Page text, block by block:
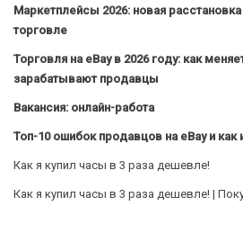
Маркетплейсы 2026: новая
торговле
Торговля на eBay в 2026 году: как
зарабатывают продавцы
Вакансия: онлайн-работа
Топ-10 ошибок продавцов на eBay и как
Как я купил часы в 3 раза дешевле!
Как я купил часы в 3 раза дешевле! |